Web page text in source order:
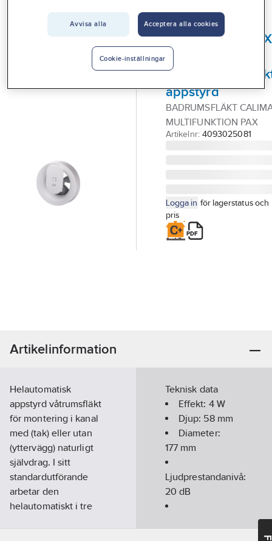
PAX
Badrumsfläkt PAX
appstyrd
BADRUMSFLÄKT
MULTIFUNKTION PAX
Artikelnr: 4093025081
Logga in för lagerstatus och
pris
Artikelinformation
Helautomatisk
appstyrd våtrumsfläkt
för montering i kanal
med (tak) eller utan
(yttervägg) naturligt
självdrag. I sitt
standardutförande
arbetar den
helautomatiskt i tre
Teknisk data
Effekt: 4W
Djup: 58mm
Diameter:
177 mm
Ljudprestandanivå:
20 dB
Avvisa alla Acceptera alla cookies
Cookie-inställningar